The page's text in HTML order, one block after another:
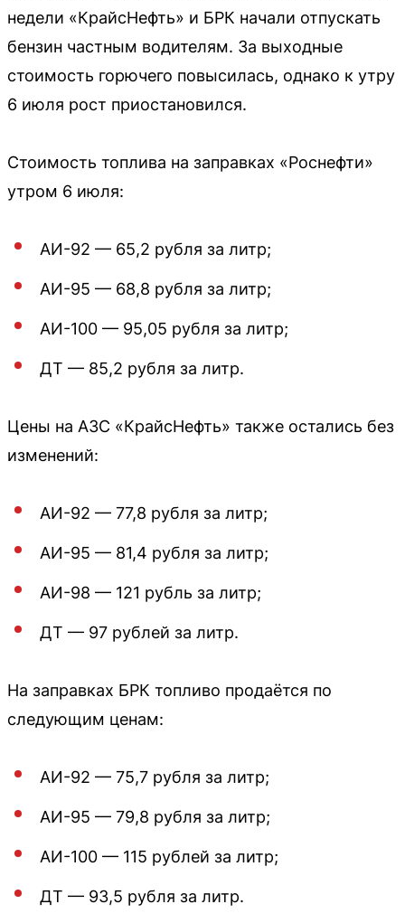
недели «КрайсНефть» и БРК начали отпускать
бензин частным водителям. За выходные
стоимость горючего повысилась, однако к утру
6 июля рост приостановился.
Стоимость топлива на заправках «Роснефти»
утром 6 июля:
АИ-92 — 65,2 рубля за литр;
АИ-95 — 68,8 рубля за литр;
АИ-100 — 95,05 рубля за литр;
ДТ — 85,2 рубля за литр.
Цены на АЗС «КрайсНефть» также остались без
изменений:
АИ-92 — 77,8 рубля за литр;
АИ-95 — 81,4 рубля за литр;
АИ-98 — 121 рубль за литр;
ДТ — 97 рублей за литр.
На заправках БРК топливо продаётся по
следующим ценам:
АИ-92 — 75,7 рубля за литр;
АИ-95 — 79,8 рубля за литр;
АИ-100 — 115 рублей за литр;
ДТ — 93,5 рубля за литр.